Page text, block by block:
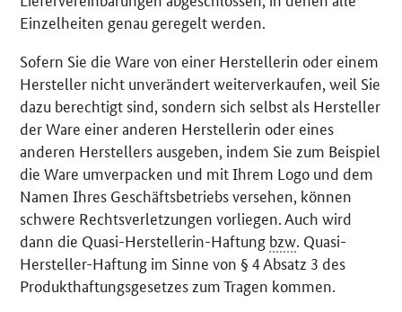
Einzelheiten genau geregelt werden.
Sofern Sie die Ware von einer Herstellerin oder einem
Hersteller nicht unverändert weiterverkaufen, weil Sie
dazu berechtigt sind, sondern sich selbst als Hersteller
der Ware einer anderen Herstellerin oder eines
anderen Herstellers ausgeben, indem Sie zum Beispiel
die Ware umverpacken und mit Ihrem Logo und dem
Namen Ihres Geschäftsbetriebs versehen, können
schwere Rechtsverletzungen vorliegen. Auch wird
dann die Quasi-Herstellerin-Haftung bzw. Quasi-
Hersteller-Haftung im Sinne von § 4 Absatz 3 des
Produkthaftungsgesetzes zum Tragen kommen.